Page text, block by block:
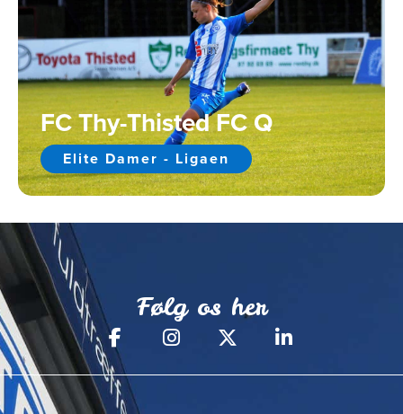
FC Thy-Thisted FC Q
Elite Damer - Ligaen
Følg os her